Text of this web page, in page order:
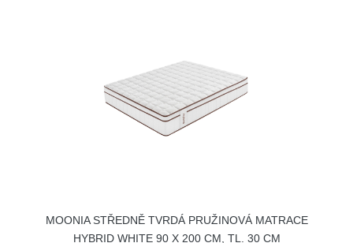
MOONIA STŘEDNĚ TVRDÁ PRUŽINOVÁ MATRACE
HYBRID WHITE 90 X 200 CM, TL. 30 CM